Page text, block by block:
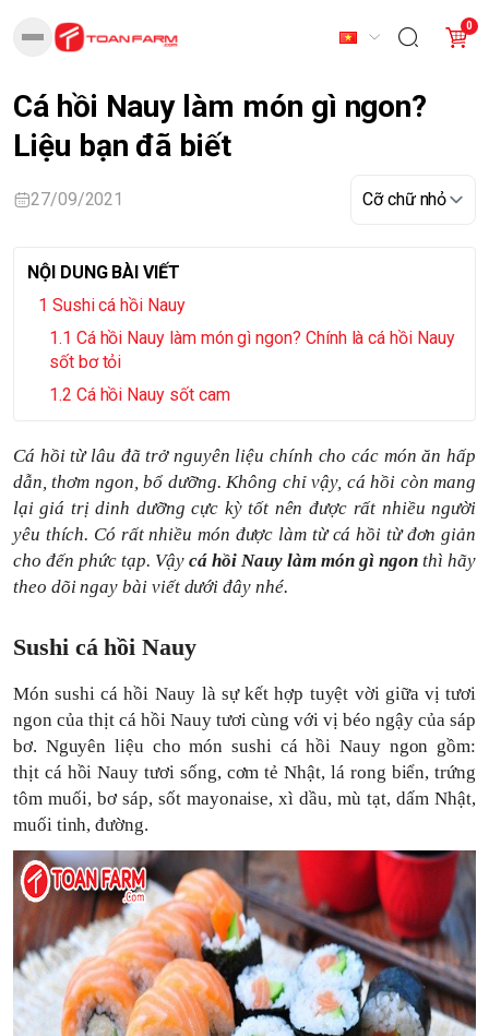
0
Cá hồi Nauy làm món gì ngon?
Liệu bạn đã biết
27/09/2021
NỘI DUNG BÀI VIẾT
Sushi cá hồi Nauy
Cá hồi Nauy làm món gì ngon? Chính là cá hồi Nauy
sốt bơ tỏi
Cá hồi Nauy sốt cam
Cá hồi từ lâu đã trở nguyên liệu chính cho các món ăn hấp
dẫn, thơm ngon, bổ dưỡng. Không chỉ vậy, cá hồi còn mang
lại giá trị dinh dưỡng cực kỳ tốt nên được rất nhiều người
yêu thích. Có rất nhiều món được làm từ cá hồi từ đơn giản
cho đến phức tạp. Vậy cá hồi Nauy làm món gì ngonthì hãy
theo dõi ngaybài viếtdưới đây nhé.
Sushi cá hồi Nauy
Món sushi cá hồi Nauy là sự kết hợp tuyệt vời giữa vị tươi
ngon của thịt cá hồi Nauy tươi cùng với vị béo ngậy của sáp
bơ. Nguyên liệu cho món sushi cá hồi Nauy ngon gồm:
thịt cá hồi Nauy tươi sống, cơm tẻ Nhật, lá rong biển, trứng
tôm muối, bơ sáp, sốt mayonaise, xì dầu, mù tạt, dấm Nhật,
muối tinh, đường.